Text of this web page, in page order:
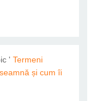
' Termeni
și cum îi